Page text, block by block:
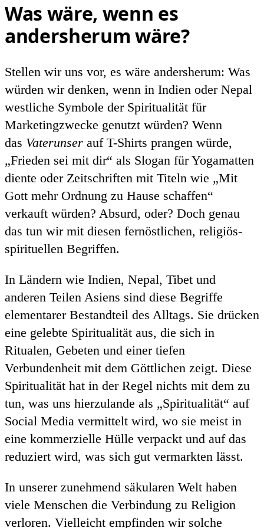
Was wäre, wenn es
andersherum wäre?
Stellen wir uns vor, es wäre andersherum: Was
würden wir denken, wenn in Indien oder Nepal
westliche Symbole der Spiritualität für
Marketingzwecke genutzt würden? Wenn
das Vaterunser auf T-Shirts prangen würde,
„Frieden sei mit dir“ als Slogan für Yogamatten
diente oder Zeitschriften mit Titeln wie „Mit
Gott mehr Ordnung zu Hause schaffen“
verkauft würden? Absurd, oder? Doch genau
das tun wir mit diesen fernöstlichen, religiös-
spirituellen Begriffen.
In Ländern wie Indien, Nepal, Tibet und
anderen Teilen Asiens sind diese Begriffe
elementarer Bestandteil des Alltags. Sie drücken
eine gelebte Spiritualität aus, die sich in
Ritualen, Gebeten und einer tiefen
Verbundenheit mit dem Göttlichen zeigt. Diese
Spiritualität hat in der Regel nichts mit dem zu
tun, was uns hierzulande als „Spiritualität“ auf
Social Media vermittelt wird, wo sie meist in
eine kommerzielle Hülle verpackt und auf das
reduziert wird, was sich gut vermarkten lässt.
In unserer zunehmend säkularen Welt haben
viele Menschen die Verbindung zu Religion
verloren. Vielleicht empfinden wir solche